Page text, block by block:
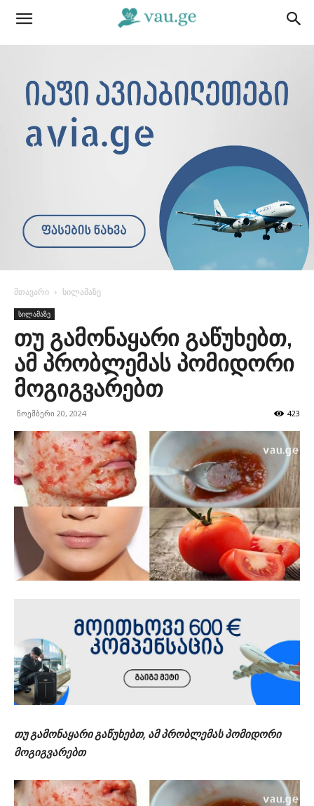
მთავარი სილამაზე
სილამაზე
თუ გამონაყარი გაწუხებთ,
ამ პრობლემას პომიდორი
მოგიგვარებთ
ნოემბერი 20, 2024 423
თუ გამონაყარი გაწუხებთ, ამ პრობლემას პომიდორი
მოგიგვარებთ